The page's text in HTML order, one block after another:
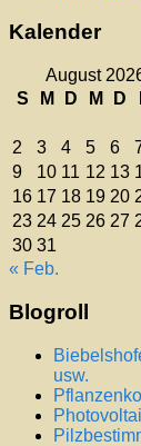
Kalender
August
S
M D M D
2
3 4 5 6
9
10 11 12 13
16 17 18 19 20
23 24 25 26 27
30 31
« Feb.
Blogroll
usw.